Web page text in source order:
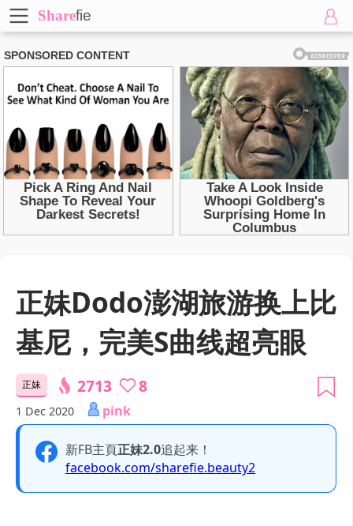
Sharefie
正妹Dodo澎湖旅游换上比
基尼，完美S曲线超亮眼
正妹 2713 8
1 Dec 2020 pink
新FB主頁正妹2.0追起来！
facebook.com/sharefie.beauty2